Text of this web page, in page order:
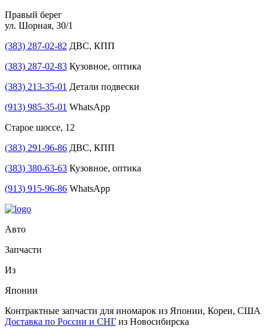
Правый берег
ул. Шорная, 30/1
(383) 287-02-82 ДВС, КПП
(383) 287-02-83 Кузовное, оптика
(383) 213-35-01 Детали подвески
(913) 985-35-01 WhatsApp
Старое шоссе, 12
(383) 291-96-86 ДВС, КПП
(383) 380-63-63 Кузовное, оптика
(913) 915-96-86 WhatsApp
Авто
Запчасти
Из
Японии
Контрактные запчасти для иномарок из Японии, Кореи, США
Доставка по России и СНГ из Новосибирска